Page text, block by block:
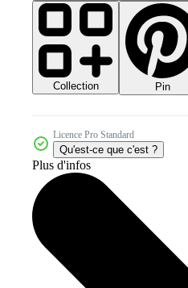
Collection Pin
Licence Pro Standard
Qu'est-ce que c'est ?
Plus d'infos